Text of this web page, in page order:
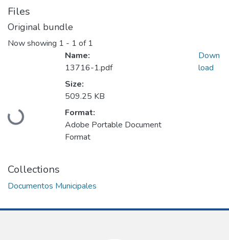
Files
Original bundle
Now showing 1 - 1 of 1
Loading...
Name:
13716-1.pdf
Size:
509.25 KB
Format:
Adobe Portable Document
Format
Down
load
Collections
Documentos Municipales